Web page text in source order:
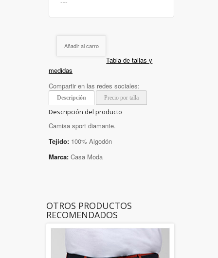
Añadir al carro
Tabla de tallas y
medidas
Compartir en las redes sociales:
Descripción Precio por talla
Descripción del producto
Camisa sport diamante.
Tejido: 100% Algodón
Marca: Casa Moda
OTROS PRODUCTOS
RECOMENDADOS